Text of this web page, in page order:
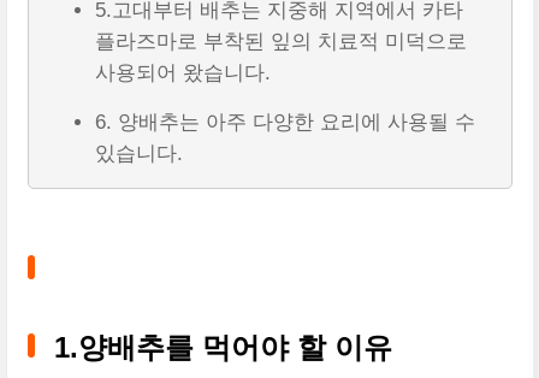
5.고대부터 배추는 지중해 지역에서 카타
플라즈마로 부착된 잎의 치료적 미덕으로
사용되어 왔습니다.
6. 양배추는 아주 다양한 요리에 사용될 수
있습니다.
1.양배추를 먹어야 할 이유